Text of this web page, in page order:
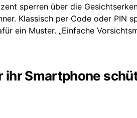
sperren über die
Klassisch per Code oder PIN
ein Muster. „Einfache
ihr Smartphone